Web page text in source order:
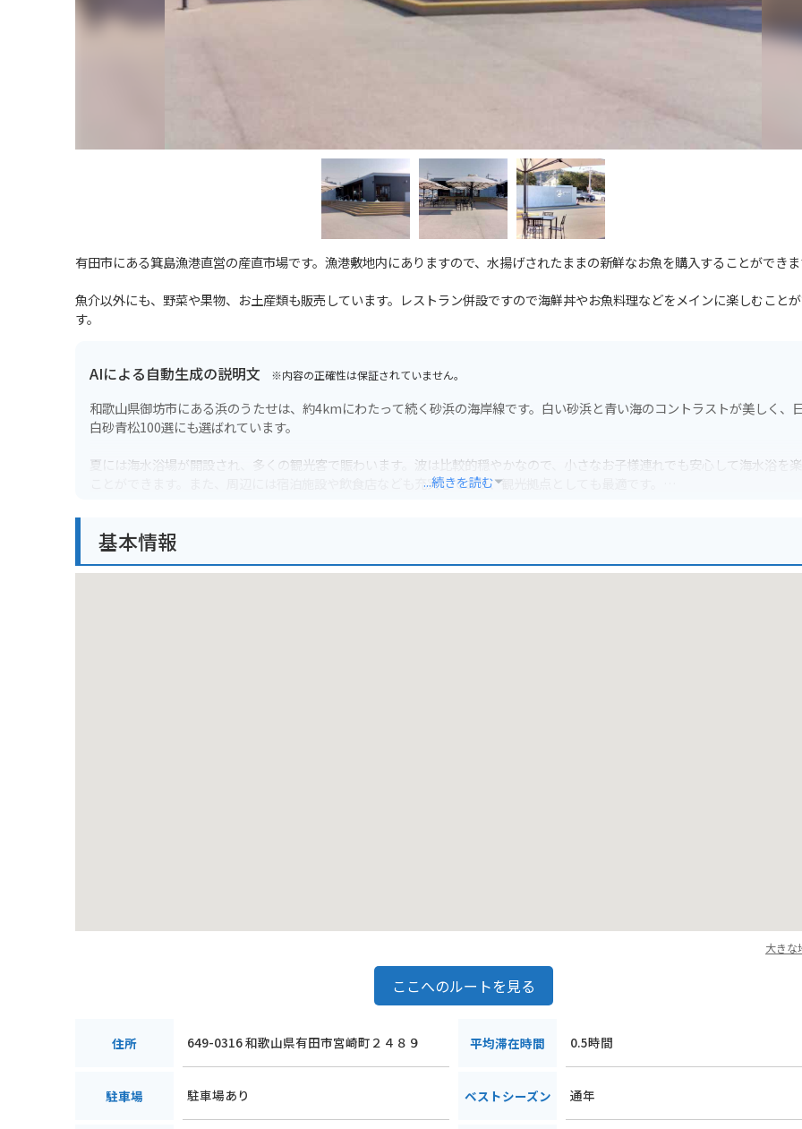
有田市にある箕島漁港直営の産直市場です。漁港敷地内にありますので、水揚げされたままの新鮮なお魚を購入することができま
魚介以外にも、野菜や果物、お土産類も販売しています。レストラン併設ですので海鮮丼やお魚料理などをメインに楽しむこと
す。
AIによる自動生成の説明文 ※内容の正確性は保証されていません。
和歌山県御坊市にある浜のうたせは、約4kmにわたって続く砂浜の海岸線です。白い砂浜と青い海のコントラストが美しく、
白砂青松100選にも選ばれています。
夏には海水浴場が開設され、多くの観光客で賑わいます。波は比較的穏やかなので、小さなお子様連れでも安心して海水浴を
ことができます。また、周辺には宿泊施設や飲食店なども充実しており、観光拠点としても最適です。
駐車場も完備されているので安心です。
...続きを読む
基本情報
大きな
ここへのルートを見る
住所 649-0316 和歌山県有田市宮崎町２４８９ 平均滞在時間 0.5時間
駐車場 駐車場あり ベストシーズン 通年